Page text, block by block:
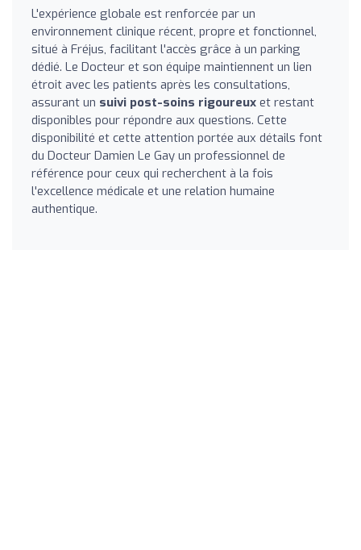
L'expérience globale est renforcée par un
environnement clinique récent, propre et fonctionnel,
situé à Fréjus, facilitant l'accès grâce à un parking
dédié. Le Docteur et son équipe maintiennent un lien
étroit avec les patients après les consultations,
assurant un suivi post-soins rigoureux et restant
disponibles pour répondre aux questions. Cette
disponibilité et cette attention portée aux détails font
du Docteur Damien Le Gay un professionnel de
référence pour ceux qui recherchent à la fois
l'excellence médicale et une relation humaine
authentique.